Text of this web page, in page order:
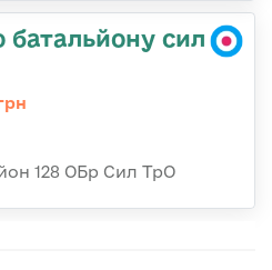
сил
128 ОБр Сил ТрО